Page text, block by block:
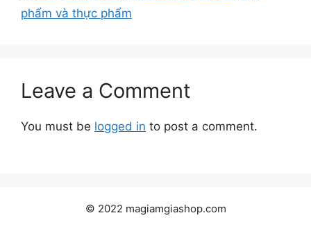
phẩm và thực phẩm
Leave a Comment
You must be logged in to post a comment.
© 2022 magiamgiashop.com